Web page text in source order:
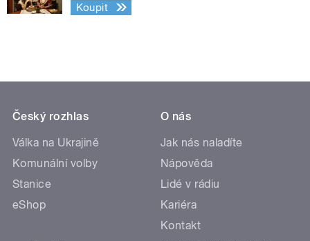
Koupit
Český rozhlas
Válka na Ukrajině
Komunální volby
Stanice
eShop
O nás
Jak nás naladíte
Nápověda
Lidé v rádiu
Kariéra
Kontakt